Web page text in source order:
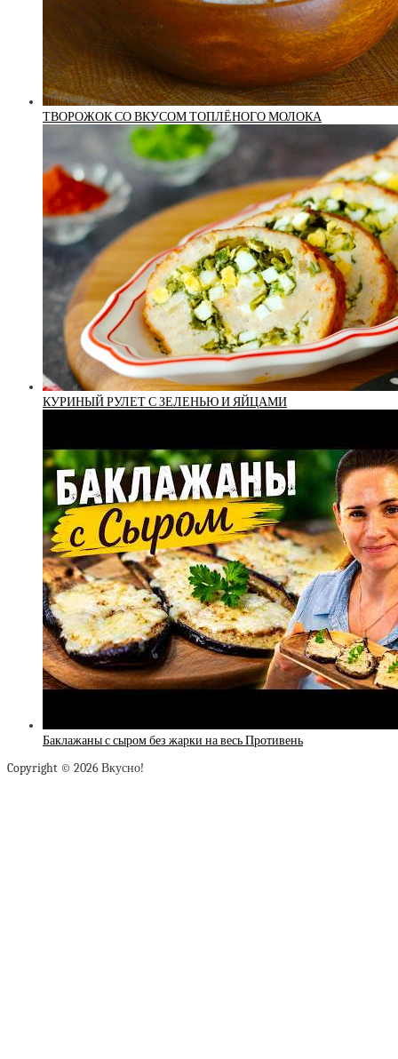
ТВОРОЖОК СО ВКУСОМ ТОПЛЁНОГО МОЛОКА
КУРИНЫЙ РУЛЕТ С ЗЕЛЕНЬЮ И ЯЙЦАМИ
Баклажаны с сыром без жарки на весь Противень
Copyright © 2026 Вкусно!